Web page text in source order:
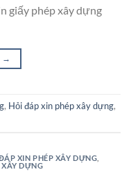
giấy phép xây dựng
→
, Hỏi đáp xin phép xây dựng,
XIN PHÉP XÂY DỰNG
DỰNG